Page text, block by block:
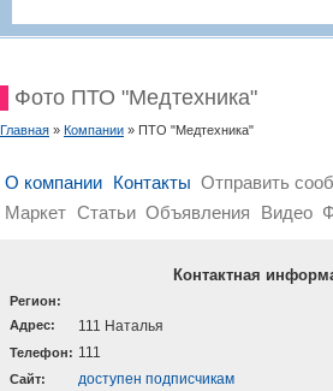
Фото ПТО "Медтехника"
Главная » Компании » ПТО "Медтехника"
О компании Контакты Отправить
Маркет Статьи Объявления Видео
Контактная
Регион:
Адрес:
111 Наталья
Телефон: 111
Cайт: доступен подписчикам